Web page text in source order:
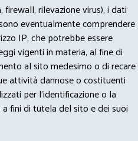
rilevazione virus), i dati
eventualmente comprendere
IP, che potrebbe essere
vigenti in materia, al fine di
al sito medesimo o di recare
attività dannose o costituenti
per l'identificazione o la
fini di tutela del sito e dei suoi